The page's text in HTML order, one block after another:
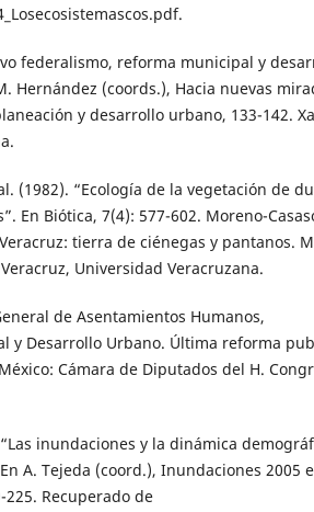
federalismo, reforma municipal y
Hernández (coords.), Hacia nuevas
y desarrollo urbano, 133-142.
(1982). “Ecología de la vegetación de
En Biótica, 7(4): 577-602. Moreno-
tierra de ciénegas y pantanos.
Universidad Veracruzana.
de Asentamientos Humanos,
y Desarrollo Urbano. Última reforma
Cámara de Diputados del H.
inundaciones y la dinámica
A. Tejeda (coord.), Inundaciones 2005
225. Recuperado de